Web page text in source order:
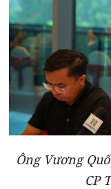
Ông Vương
CP